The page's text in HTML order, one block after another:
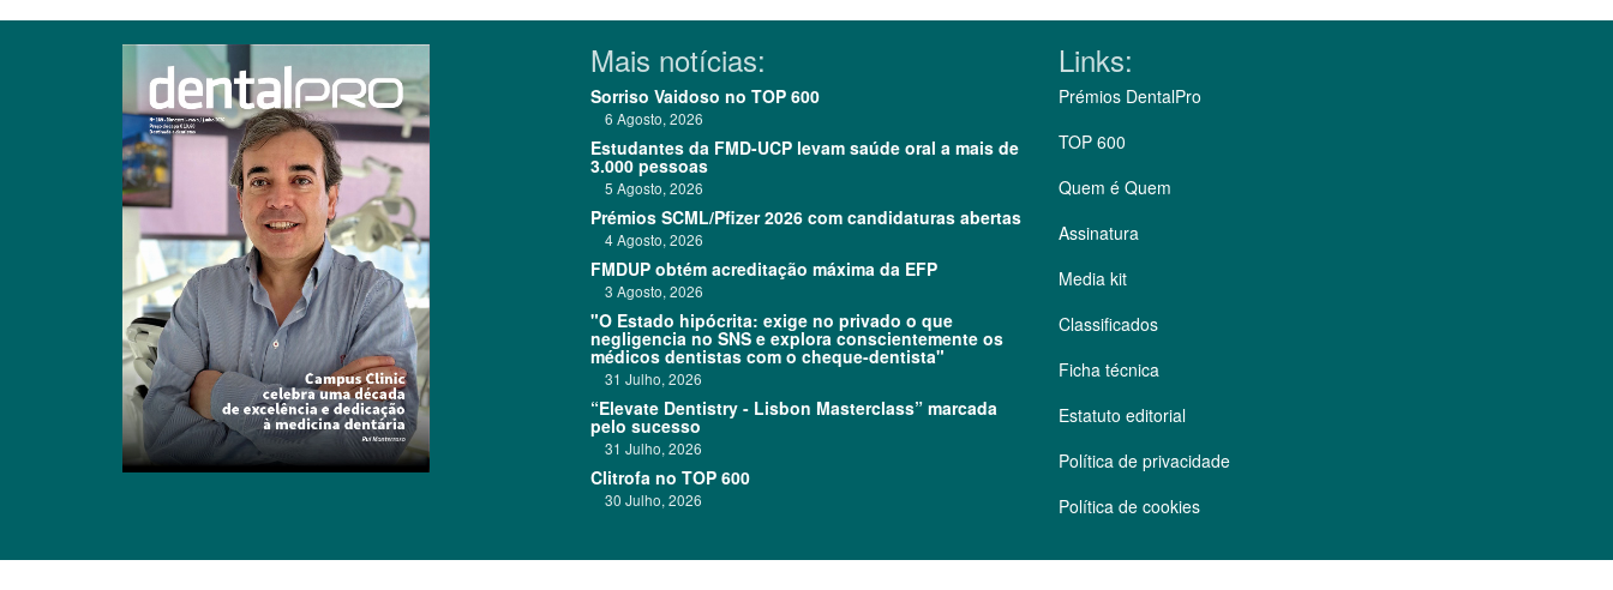
Clique para ler
Mais notícias:
Sorriso Vaidoso no TOP 600
6 Agosto, 2026
Estudantes da FMD-UCP levam saúde oral a mais de
3.000 pessoas
5 Agosto, 2026
Prémios SCML/Pfizer 2026 com candidaturas abertas
4 Agosto, 2026
FMDUP obtém acreditação máxima da EFP
3 Agosto, 2026
"O Estado hipócrita: exige no privado o que
negligencia no SNS e explora conscientemente os
médicos dentistas com o cheque-dentista"
31 Julho, 2026
“Elevate Dentistry - Lisbon Masterclass” marcada
pelo sucesso
31 Julho, 2026
Clitrofa no TOP 600
30 Julho, 2026
Links:
Prémios DentalPro
TOP 600
Quem é Quem
Assinatura
Media kit
Classificados
Ficha técnica
Estatuto editorial
Política de privacidade
Política de cookies